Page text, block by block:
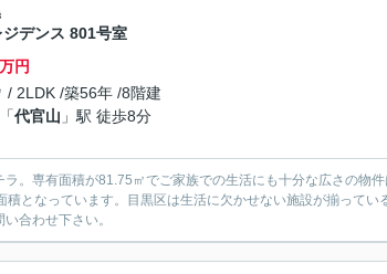
デンス 801号室
万円
/ 2LDK /築56年 /8階建
「代官山 」駅 徒歩8分
。専有面積が81.75㎡でご家族での生活にも十分な広さの物
となっています。目黒区は生活に欠かせない施設が揃ってい
合わせ下さい。